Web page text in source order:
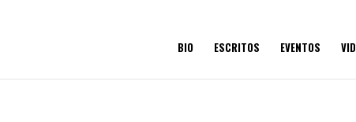
BIO ESCRITOS EVENTOS